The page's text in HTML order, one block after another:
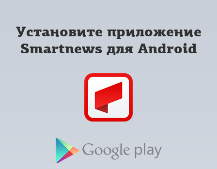
Установите приложение
Smartnews для Android